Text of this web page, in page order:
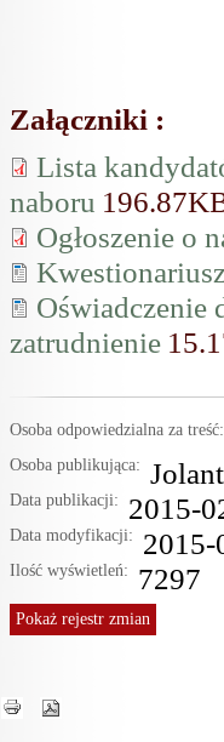
Załączniki :
Lista
naboru
Ogłoszenie o
Oświadczenie
zatrudnienie
Osoba odpowiedzialna za
Osoba publikująca:
Data publikacji: 2015-
Data modyfikacji: 2015-
Ilość wyświetleń: 7297
Pokażrejestr zmian